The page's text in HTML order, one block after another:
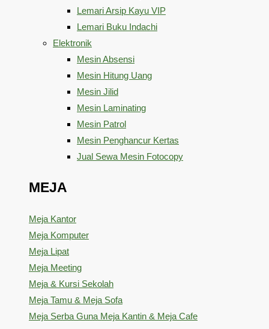
Lemari Arsip Kayu VIP
Lemari Buku Indachi
Elektronik
Mesin Absensi
Mesin Hitung Uang
Mesin Jilid
Mesin Laminating
Mesin Patrol
Mesin Penghancur Kertas
Jual Sewa Mesin Fotocopy
MEJA
Meja Kantor
Meja Komputer
Meja Lipat
Meja Meeting
Meja & Kursi Sekolah
Meja Tamu & Meja Sofa
Meja Serba Guna Meja Kantin & Meja Cafe